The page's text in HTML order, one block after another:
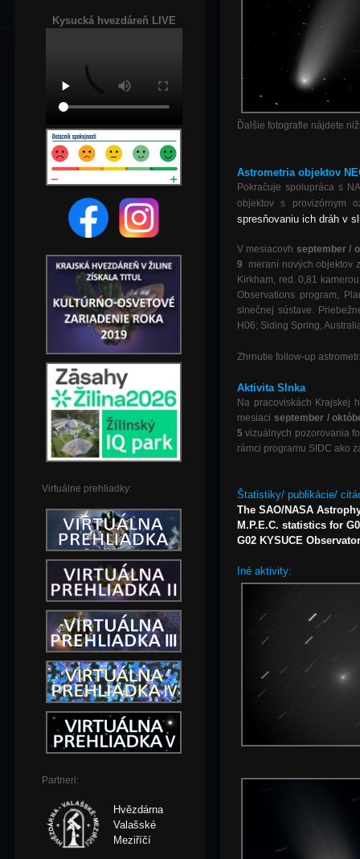
Kysucká hvezdáreň LIVE
Virtuálne prehliadky:
Partneri:
Hvězdárna
Valašské
Meziříčí
Ďalšie fotografie nájdete
Astrometria objektov
Pokračuje spolupráca s
objektov s provizórnym
spresňovaniu ich dráh v
V mesiacovh september /
9 meraní nových objektov
Kirkham, red. 0,81
Observations program,
slnečnej sústave.
H06; Siding Spring,
Zhrnutie follow-up
Aktivita Slnka
Na pracoviskách Krajskej
mesiaci september /
5vizuálnych pozorovania
rámci programu SIDC ako
Štatistiky/ publikácie/
The SAO/NASA
M.P.E.C. statistics for
G02 KYSUCE
Iné aktivity: